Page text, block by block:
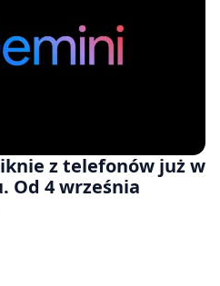
z telefonów już w
Od 4 września